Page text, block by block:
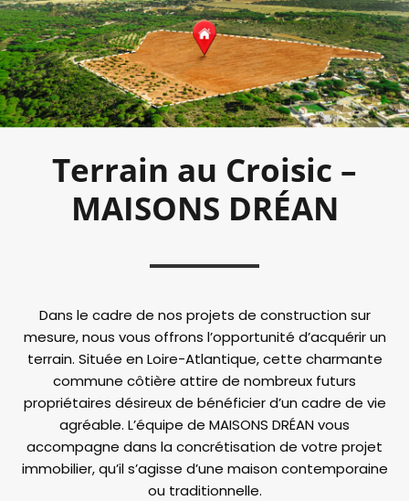
Terrain au Croisic –
MAISONS DRÉAN
Dans le cadre de nos projets de construction sur
mesure, nous vous offrons l’opportunité d’acquérir un
terrain. Située en Loire-Atlantique, cette charmante
commune côtière attire de nombreux futurs
propriétaires désireux de bénéficier d’un cadre de vie
agréable. L’équipe de MAISONS DRÉAN vous
accompagne dans la concrétisation de votre projet
immobilier, qu’il s’agisse d’une maison contemporaine
ou traditionnelle.